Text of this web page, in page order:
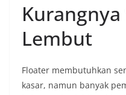
Lembut
Floater membutuhkan
kasar, namun banyak